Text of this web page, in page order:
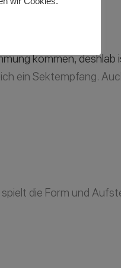
kommen, deshlab
ein Sektempfang.
die Form und